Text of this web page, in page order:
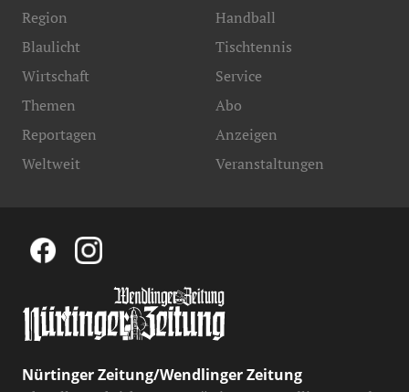
Region
Blaulicht
Handball
Tischtennis
Wirtschaft
Themen
Reportagen
Weltweit
Service
Abo
Anzeigen
Veranstaltungen
Nürtinger Zeitung/Wendlinger Zeitung